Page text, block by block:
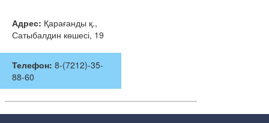
Адрес: Қарағанды қ.,
Сатыбалдин көшесі, 19
Телефон: 8-(7212)-35-
88-60